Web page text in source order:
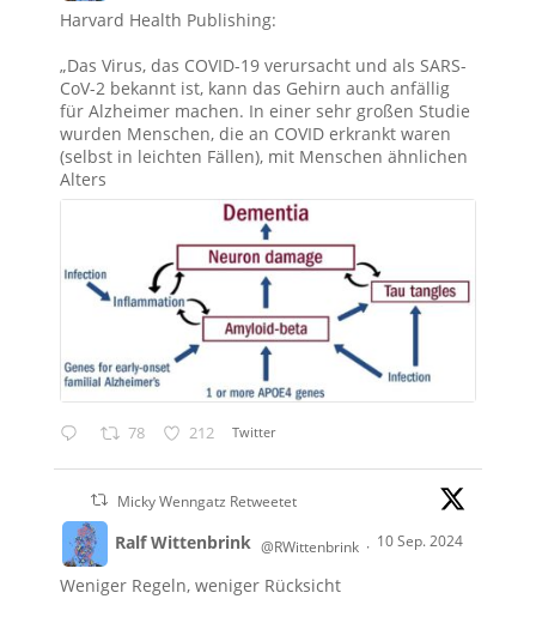
Harvard Health Publishing:
„Das Virus, das COVID-19 verursacht und als SARS-
CoV-2 bekannt ist, kann das Gehirn auch anfällig
für Alzheimer machen. In einer sehr großen Studie
wurden Menschen, die an COVID erkrankt waren
(selbst in leichten Fällen), mit Menschen ähnlichen
Alters
78 212 Twitter
Micky Wenngatz Retweetet
Ralf Wittenbrink @RWittenbrink · 10 Sep. 2024
Weniger Regeln, weniger Rücksicht